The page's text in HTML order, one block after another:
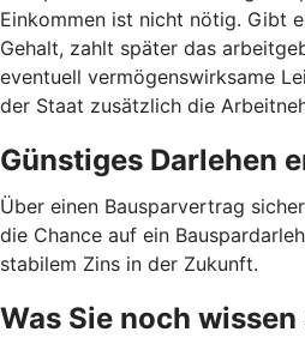
Einkommen ist nicht nötig. Gibt
Gehalt, zahlt später das
eventuell vermögenswirksame
der Staat zusätzlich die
Günstiges Darlehen
Über einen Bausparvertrag
die Chance auf ein
stabilem Zins in der Zukunft.
Was Sie noch